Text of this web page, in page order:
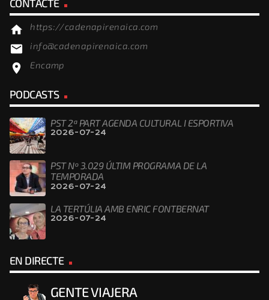
CONTACTE
home https://cadenapirenaica.com
email info@cadenapirenaica.com
location_on Encamp
PODCASTS
PST 2ª PART AGENDA CULTURAL I ESPORTIVA
2026-07-24
PST Nº 3.029 ÚLTIM PROGRAMA DE LA
TEMPORADA
2026-07-24
LA TERTÚLIA AMB ENRIC FONTBERNAT
2026-07-24
EN DIRECTE
GENTE VIAJERA